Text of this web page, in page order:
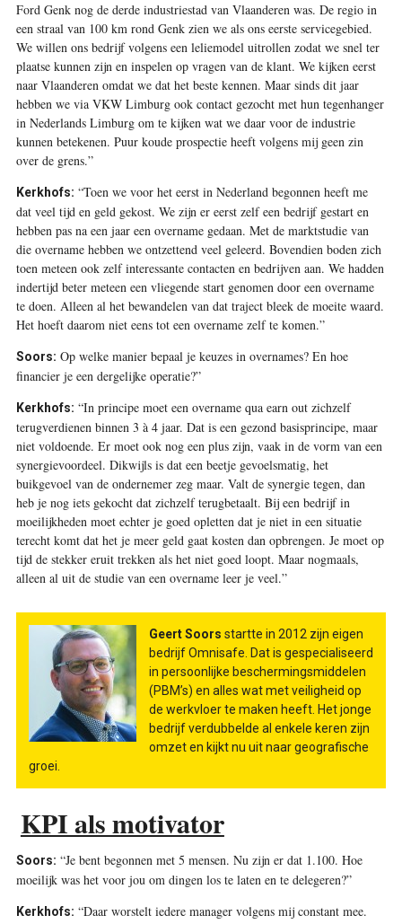
Ford Genk nog de derde industriestad van Vlaanderen was. De regio in
een straal van 100 km rond Genk zien we als ons eerste servicegebied.
We willen ons bedrijf volgens een leliemodel uitrollen zodat we snel ter
plaatse kunnen zijn en inspelen op vragen van de klant. We kijken eerst
naar Vlaanderen omdat we dat het beste kennen. Maar sinds dit jaar
hebben we via VKW Limburg ook contact gezocht met hun tegenhanger
in Nederlands Limburg om te kijken wat we daar voor de industrie
kunnen betekenen. Puur koude prospectie heeft volgens mij geen zin
over de grens.”
Kerkhofs: “Toen we voor het eerst in Nederland begonnen heeft me
dat veel tijd en geld gekost. We zijn er eerst zelf een bedrijf gestart en
hebben pas na een jaar een overname gedaan. Met de marktstudie van
die overname hebben we ontzettend veel geleerd. Bovendien boden zich
toen meteen ook zelf interessante contacten en bedrijven aan. We hadden
indertijd beter meteen een vliegende start genomen door een overname
te doen. Alleen al het bewandelen van dat traject bleek de moeite waard.
Het hoeft daarom niet eens tot een overname zelf te komen.”
Soors: Op welke manier bepaal je keuzes in overnames? En hoe
financier je een dergelijke operatie?”
Kerkhofs: “In principe moet een overname qua earn out zichzelf
terugverdienen binnen 3 à 4 jaar. Dat is een gezond basisprincipe, maar
niet voldoende. Er moet ook nog een plus zijn, vaak in de vorm van een
synergievoordeel. Dikwijls is dat een beetje gevoelsmatig, het
buikgevoel van de ondernemer zeg maar. Valt de synergie tegen, dan
heb je nog iets gekocht dat zichzelf terugbetaalt. Bij een bedrijf in
moeilijkheden moet echter je goed opletten dat je niet in een situatie
terecht komt dat het je meer geld gaat kosten dan opbrengen. Je moet op
tijd de stekker eruit trekken als het niet goed loopt. Maar nogmaals,
alleen al uit de studie van een overname leer je veel.”
Geert Soors startte in 2012 zijn eigen
bedrijf Omnisafe. Dat is gespecialiseerd
in persoonlijke beschermingsmiddelen
(PBM’s) en alles wat met veiligheid op
de werkvloer te maken heeft. Het jonge
bedrijf verdubbelde al enkele keren zijn
omzet en kijkt nu uit naar geografische
groei.
KPI als motivator
Soors: “Je bent begonnen met 5 mensen. Nu zijn er dat 1.100. Hoe
moeilijk was het voor jou om dingen los te laten en te delegeren?”
Kerkhofs: “Daar worstelt iedere manager volgens mij constant mee.